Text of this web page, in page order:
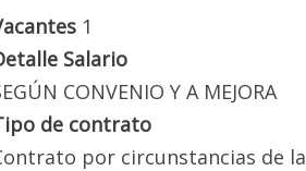
1
Salario
CONVENIO Y A MEJORA
de contrato
por circunstancias de la